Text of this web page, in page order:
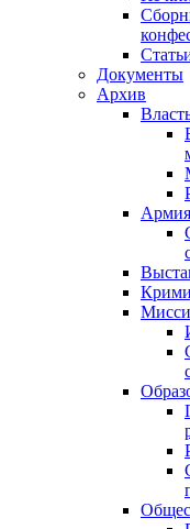
Документы
Архив